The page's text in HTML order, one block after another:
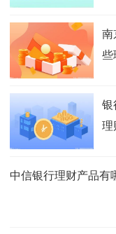
南
些
银
理
中信银行理财产品有